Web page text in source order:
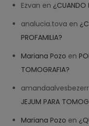
Ezvan en ¿CUANDO
analucia.tova en
PROFAMILIA?
Mariana Pozo en
TOMOGRAFIA?
JEJUM PARA
Mariana Pozo en